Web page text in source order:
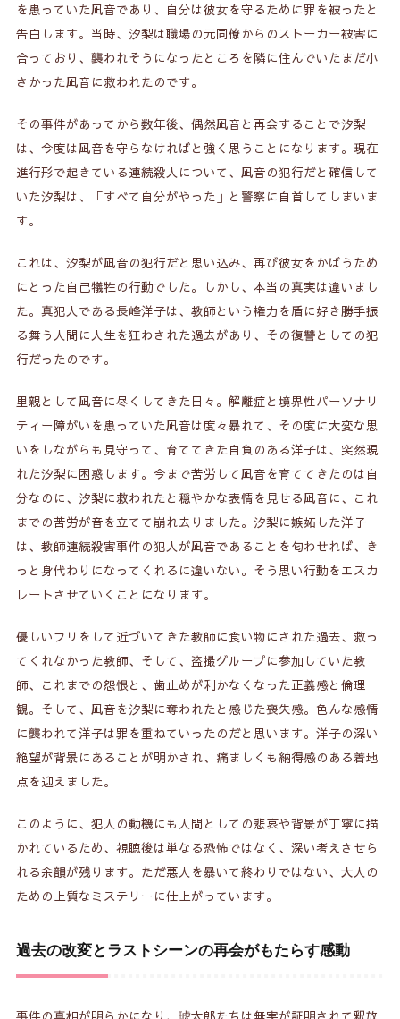
を患っていた凪音であり、自分は彼女を守るために罪を被ったと
告白します。当時、汐梨は職場の元同僚からのストーカー被害に
合っており、襲われそうになったところを隣に住んでいたまだ小
さかった凪音に救われたのです。
その事件があってから数年後、偶然凪音と再会することで汐梨
は、今度は凪音を守らなければと強く思うことになります。現在
進行形で起きている連続殺人について、凪音の犯行だと確信して
いた汐梨は、「すべて自分がやった」と警察に自首してしまいま
す。
これは、汐梨が凪音の犯行だと思い込み、再び彼女をかばうため
にとった自己犠牲の行動でした。しかし、本当の真実は違いまし
た。真犯人である長峰洋子は、教師という権力を盾に好き勝手振
る舞う人間に人生を狂わされた過去があり、その復讐としての犯
行だったのです。
里親として凪音に尽くしてきた日々。解離症と境界性パーソナリ
ティー障がいを患っていた凪音は度々暴れて、その度に大変な思
いをしながらも見守って、育ててきた自負のある洋子は、突然現
れた汐梨に困惑します。今まで苦労して凪音を育ててきたのは自
分なのに、汐梨に救われたと穏やかな表情を見せる凪音に、これ
までの苦労が音を立てて崩れ去りました。汐梨に嫉妬した洋子
は、教師連続殺害事件の犯人が凪音であることを匂わせれば、き
っと身代わりになってくれるに違いない。そう思い行動をエスカ
レートさせていくことになります。
優しいフリをして近づいてきた教師に食い物にされた過去、救っ
てくれなかった教師、そして、盗撮グループに参加していた教
師、これまでの怨恨と、歯止めが利かなくなった正義感と倫理
観。そして、凪音を汐梨に奪われたと感じた喪失感。色んな感情
に襲われて洋子は罪を重ねていったのだと思います。洋子の深い
絶望が背景にあることが明かされ、痛ましくも納得感のある着地
点を迎えました。
このように、犯人の動機にも人間としての悲哀や背景が丁寧に描
かれているため、視聴後は単なる恐怖ではなく、深い考えさせら
れる余韻が残ります。ただ悪人を暴いて終わりではない、大人の
ための上質なミステリーに仕上がっています。
過去の改変とラストシーンの再会がもたらす感動